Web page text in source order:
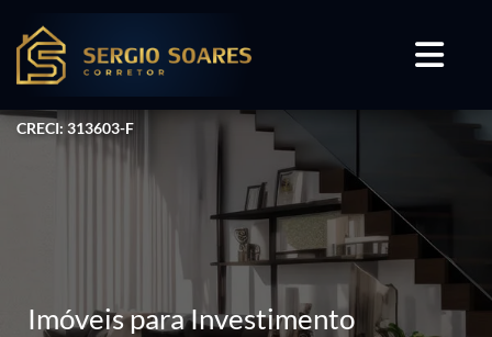
CRECI: 313603-F
Imóveis para Investimento